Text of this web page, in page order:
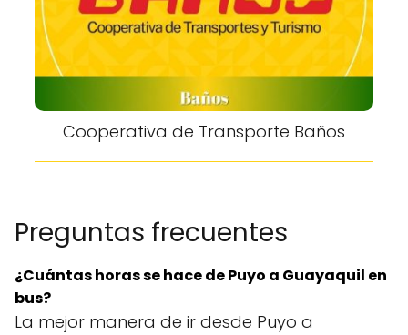
Cooperativa de Transporte Baños
Preguntas frecuentes
¿Cuántas horas se hace de Puyo a Guayaquil en
bus?
La mejor manera de ir desde Puyo a